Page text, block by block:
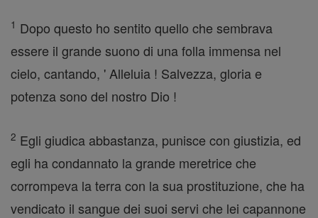
1 Dopo questo ho sentito quello che sembrava
essere il grande suono di una folla immensa nel
cielo, cantando, ' Alleluia ! Salvezza, gloria e
potenza sono del nostro Dio !
2 Egli giudica abbastanza, punisce con giustizia, ed
egli ha condannato la grande meretrice che
corrompeva la terra con la sua prostituzione, che ha
vendicato il sangue dei suoi servi che lei capannone